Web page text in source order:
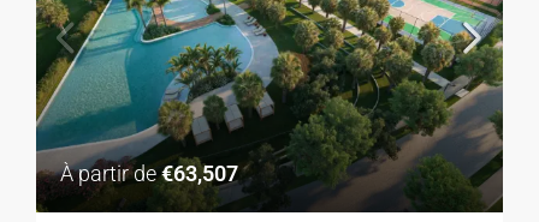
À partir de€63,507